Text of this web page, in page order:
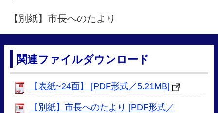
【別紙】市長へのたより
関連ファイルダウンロード
【表紙~24面】 [PDF形式／5.21MB]
【別紙】市長へのたより [PDF形式／